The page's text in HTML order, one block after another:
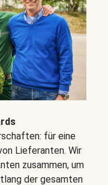
für eine
Lieferanten. Wir
zusammen, um
der gesamten